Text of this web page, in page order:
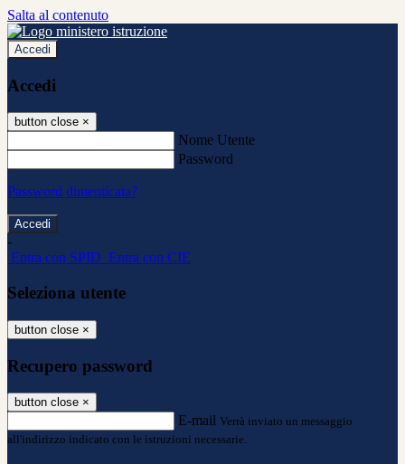
Salta al contenuto
Accedi
Accedi
button close ×
Nome Utente
Password
Password dimenticata?
-
Entra con SPID Entra con CIE
Seleziona utente
button close ×
Recupero password
button close ×
E-mail Verrà inviato un messaggio
all'indirizzo indicato con le istruzioni necessarie.